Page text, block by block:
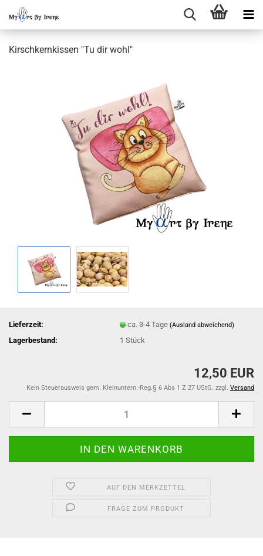
Kirschkernkissen "Tu dir wohl"
Lieferzeit: ca. 3-4 Tage(Ausland abweichend)
Lagerbestand: 1Stück
12,50 EUR
Kein Steuerausweis gem. Kleinuntern.-Reg.§ 6 Abs 1 Z 27 UStG. zzgl. Versand
AUF DEN MERKZETTEL
FRAGE ZUM PRODUKT